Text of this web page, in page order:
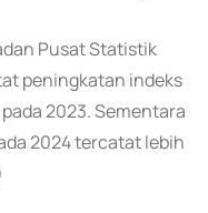
Pusat Statistik
peningkatan indeks
2023. Sementara
2024 tercatat lebih